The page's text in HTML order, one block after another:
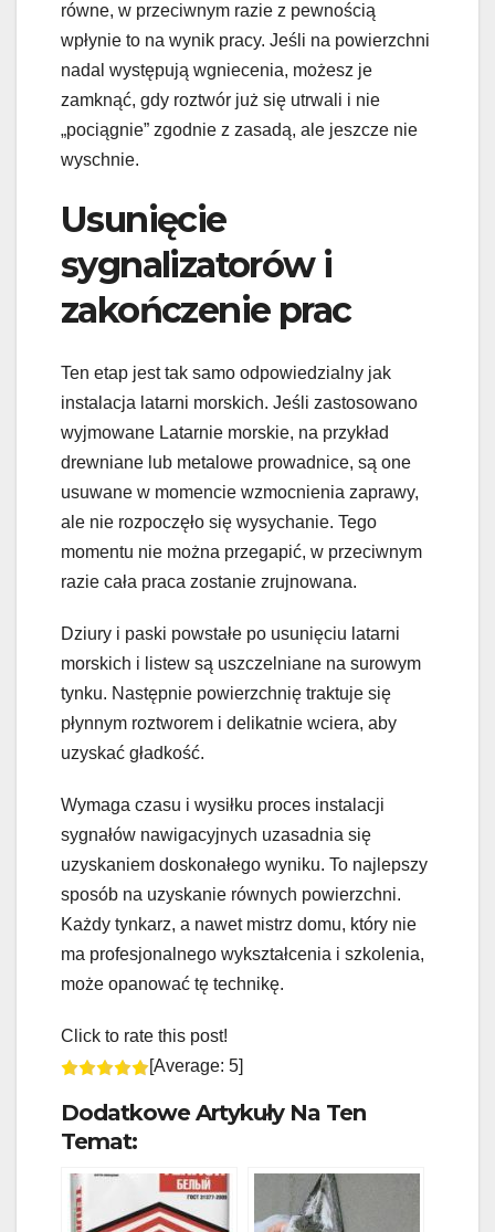
równe, w przeciwnym razie z pewnością
wpłynie to na wynik pracy. Jeśli na powierzchni
nadal występują wgniecenia, możesz je
zamknąć, gdy roztwór już się utrwali i nie
„pociągnie” zgodnie z zasadą, ale jeszcze nie
wyschnie.
Usunięcie
sygnalizatorów i
zakończenie prac
Ten etap jest tak samo odpowiedzialny jak
instalacja latarni morskich. Jeśli zastosowano
wyjmowane Latarnie morskie, na przykład
drewniane lub metalowe prowadnice, są one
usuwane w momencie wzmocnienia zaprawy,
ale nie rozpoczęło się wysychanie. Tego
momentu nie można przegapić, w przeciwnym
razie cała praca zostanie zrujnowana.
Dziury i paski powstałe po usunięciu latarni
morskich i listew są uszczelniane na surowym
tynku. Następnie powierzchnię traktuje się
płynnym roztworem i delikatnie wciera, aby
uzyskać gładkość.
Wymaga czasu i wysiłku proces instalacji
sygnałów nawigacyjnych uzasadnia się
uzyskaniem doskonałego wyniku. To najlepszy
sposób na uzyskanie równych powierzchni.
Każdy tynkarz, a nawet mistrz domu, który nie
ma profesjonalnego wykształcenia i szkolenia,
może opanować tę technikę.
Click to rate this post!
[Average: 5]
Dodatkowe Artykuły Na Ten
Temat: